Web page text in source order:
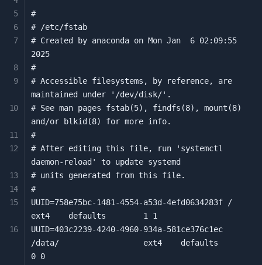
#
# /etc/fstab
# Created by anaconda on Mon Jan  6 02:09:55
2025
#
# Accessible filesystems, by reference, are
maintained under '/dev/disk/'.
# See man pages fstab(5), findfs(8), mount(8)
and/or blkid(8) for more info.
#
# After editing this file, run 'systemctl
daemon-reload' to update systemd
# units generated from this file.
#
UUID=758e75bc-1481-4554-a53d-4efd0634283f /
ext4    defaults        1 1
UUID=403c2239-4240-4960-934a-581ce376c1ec
/data/                  ext4    defaults
0 0